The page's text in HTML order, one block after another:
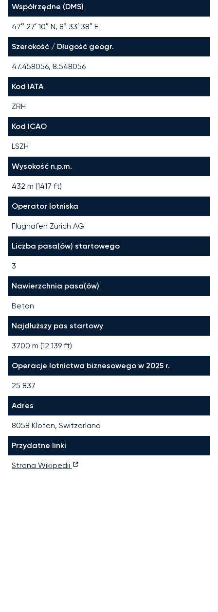
Współrzędne (DMS)
47° 27′ 10″ N, 8° 33′ 38″ E
Szerokość / Długość geogr.
47.458056, 8.548056
Kod IATA
ZRH
Kod ICAO
LSZH
Wysokość n.p.m.
432 m (1417 ft)
Operator lotniska
Flughafen Zürich AG
Liczba pasa(ów) startowego
3
Nawierzchnia pasa(ów)
Beton
Najdłuższy pas startowy
3700 m (12 139 ft)
Operacje lotnictwa biznesowego w 2025 r.
25 837
Adres
8058 Kloten, Switzerland
Przydatne linki
Strona Wikipedii